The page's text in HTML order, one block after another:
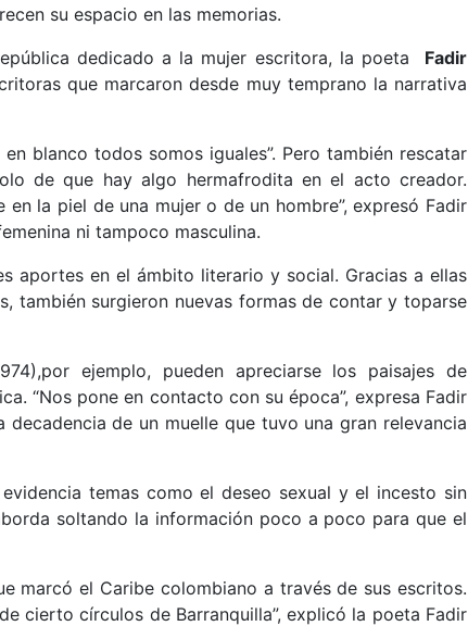
su espacio en las memorias.
dedicado a la mujer escritora, la poeta Fadir
que marcaron desde muy temprano la narrativa
blanco todos somos iguales”. Pero también rescatar
de que hay algo hermafrodita en el acto creador.
la piel de una mujer o de un hombre”, expresó Fadir
ni tampoco masculina.
aportes en el ámbito literario y social. Gracias a ellas
también surgieron nuevas formas de contar y toparse
ejemplo, pueden apreciarse los paisajes de
“Nos pone en contacto con su época”, expresa Fadir
de un muelle que tuvo una gran relevancia
temas como el deseo sexual y el incesto sin
soltando la información poco a poco para que el
marcó el Caribe colombiano a través de sus escritos.
cierto círculos de Barranquilla”, explicó la poeta Fadir